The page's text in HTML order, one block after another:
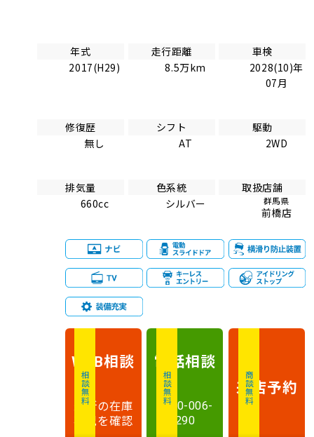
年式
2017(H29)
走行距離
8.5万km
車検
2028(10)年
07月
修復歴
無し
シフト
AT
駆動
2WD
排気量
660cc
色系統
シルバー
取扱店舗
群馬県
前橋店
相談無料
WEB相談
最新の在庫
状況を確認
相談無料
電話相談
0120-006-
290
商談無料
来店予約